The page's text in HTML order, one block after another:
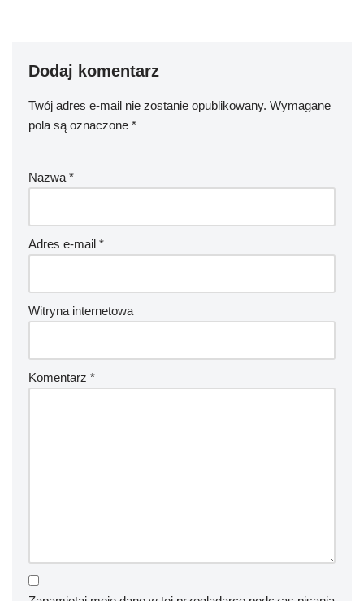
Dodaj komentarz
Twój adres e-mail nie zostanie opublikowany. Wymagane
pola są oznaczone *
Nazwa *
Adres e-mail *
Witryna internetowa
Komentarz *